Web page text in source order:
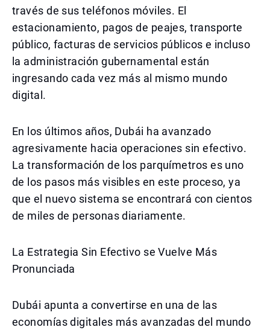
través de sus teléfonos móviles. El
estacionamiento, pagos de peajes, transporte
público, facturas de servicios públicos e incluso
la administración gubernamental están
ingresando cada vez más al mismo mundo
digital.
En los últimos años, Dubái ha avanzado
agresivamente hacia operaciones sin efectivo.
La transformación de los parquímetros es uno
de los pasos más visibles en este proceso, ya
que el nuevo sistema se encontrará con cientos
de miles de personas diariamente.
La Estrategia Sin Efectivo se Vuelve Más
Pronunciada
Dubái apunta a convertirse en una de las
economías digitales más avanzadas del mundo